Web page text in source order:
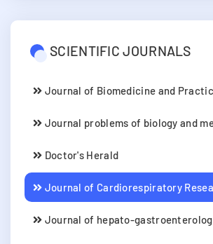
SCIENTIFIC JOURNALS
Journal of Biomedicine and
Journal problems of biology and
Doctor's Herald
Journal of Cardiorespiratory
Journal of hepato-